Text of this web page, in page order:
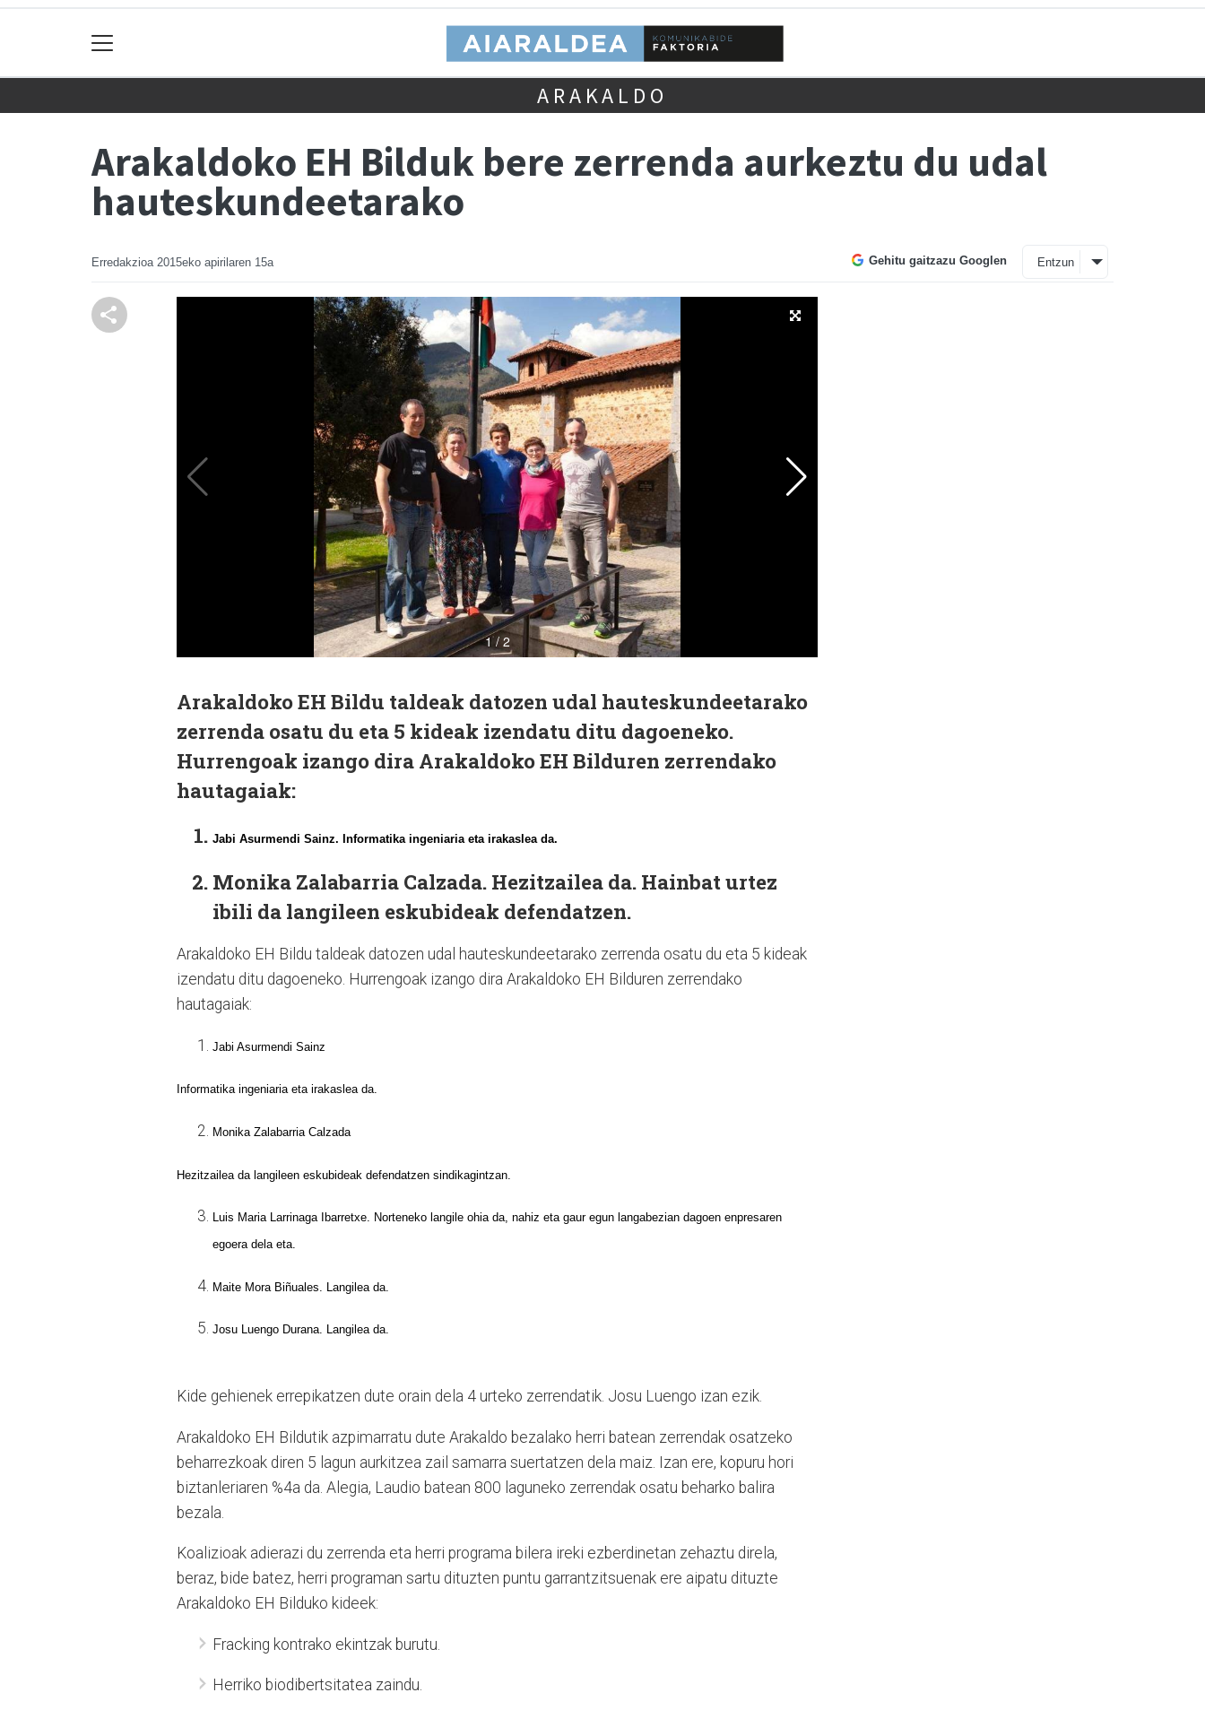
ARAKALDO
Arakaldoko EH Bilduk bere zerrenda aurkeztu du udal
hauteskundeetarako
Erredakzioa 2015eko apirilaren 15a Gehitu gaitzazu Googlen Entzun
Arakaldoko EH Bildu taldeak datozen udal hauteskundeetarako
zerrenda osatu du eta 5 kideak izendatu ditu dagoeneko.
Hurrengoak izango dira Arakaldoko EH Bilduren zerrendako
hautagaiak:
Jabi Asurmendi Sainz. Informatika ingeniaria eta irakaslea da.
Monika Zalabarria Calzada. Hezitzailea da. Hainbat urtez
ibili da langileen eskubideak defendatzen.
Arakaldoko EH Bildu taldeak datozen udal hauteskundeetarako zerrenda osatu du eta 5 kideak
izendatu ditu dagoeneko. Hurrengoak izango dira Arakaldoko EH Bilduren zerrendako
hautagaiak:
Jabi Asurmendi Sainz
Informatika ingeniaria eta irakaslea da.
Monika Zalabarria Calzada
Hezitzailea da langileen eskubideak defendatzen sindikagintzan.
Luis Maria Larrinaga Ibarretxe. Norteneko langile ohia da, nahiz eta gaur egun langabezian dagoen enpresaren
egoera dela eta.
Maite Mora Biñuales. Langilea da.
Josu Luengo Durana. Langilea da.
Kide gehienek errepikatzen dute orain dela 4 urteko zerrendatik. Josu Luengo izan ezik.
Arakaldoko EH Bildutik azpimarratu dute Arakaldo bezalako herri batean zerrendak osatzeko
beharrezkoak diren 5 lagun aurkitzea zail samarra suertatzen dela maiz. Izan ere, kopuru hori
biztanleriaren %4a da. Alegia, Laudio batean 800 laguneko zerrendak osatu beharko balira
bezala.
Koalizioak adierazi du zerrenda eta herri programa bilera ireki ezberdinetan zehaztu direla,
beraz, bide batez, herri programan sartu dituzten puntu garrantzitsuenak ere aipatu dituzte
Arakaldoko EH Bilduko kideek:
Fracking kontrako ekintzak burutu.
Herriko biodibertsitatea zaindu.